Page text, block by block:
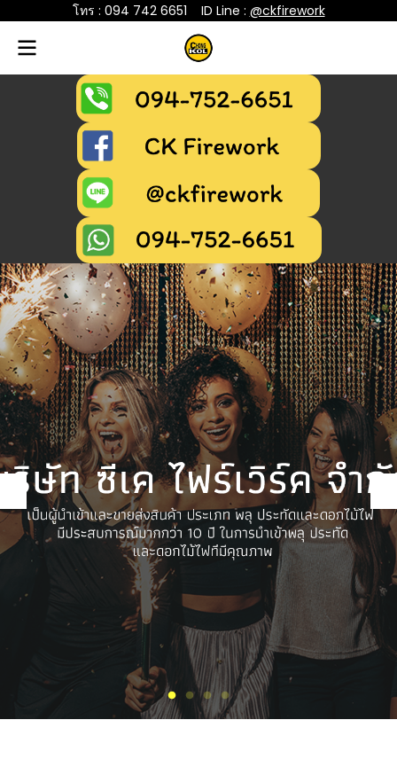
โทร : 094 742 6651 ID Line : @ckfirework